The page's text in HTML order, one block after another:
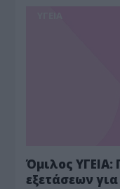
Όμιλος
εξετάσεων